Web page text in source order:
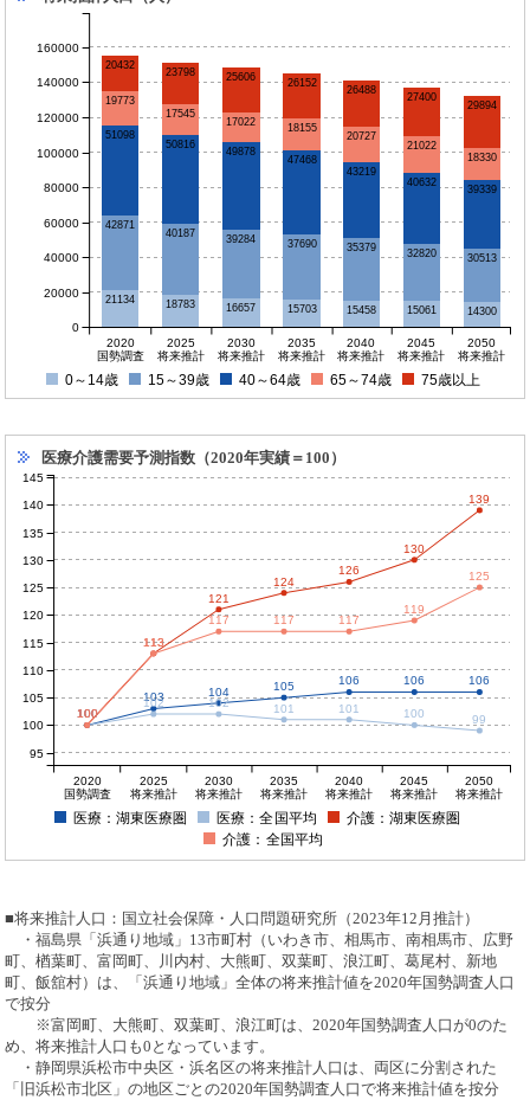
21134 18783 16657 15703 15458 15061 14300
42871
40187 39284 37690 35379 32820 30513
51098
50816
49878
47468
43219
40632
39339
19773
17545
17022
18155
20727
21022
18330
20432
23798 25606 26152
26488
27400
29894
2020
国勢調査
2025
将来推計
2030
将来推計
2035
将来推計
2040
将来推計
2045
将来推計
2050
将来推計
0
20000
40000
60000
80000
100000
120000
140000
160000
0～14歳 15～39歳 40～64歳 65～74歳 75歳以上
医療介護需要予測指数（2020年実績＝100）
100
103 104 105 106 106 106
100
102 102 101 101 100 99
100
113
121
124
126
130
139
100
113
117 117 117
119
125
2020
国勢調査
2025
将来推計
2030
将来推計
2035
将来推計
2040
将来推計
2045
将来推計
2050
将来推計
95
100
105
110
115
120
125
130
135
140
145
医療：湖東医療圏 医療：全国平均
介護：湖東医療圏
介護：全国平均
■将来推計人口：国立社会保障・人口問題研究所（2023年12月推計）
・福島県「浜通り地域」13市町村（いわき市、相馬市、南相馬市、広野
町、楢葉町、富岡町、川内村、大熊町、双葉町、浪江町、葛尾村、新地
町、飯舘村）は、「浜通り地域」全体の将来推計値を2020年国勢調査人口
で按分
※富岡町、大熊町、双葉町、浪江町は、2020年国勢調査人口が0のた
め、将来推計人口も0となっています。
・静岡県浜松市中央区・浜名区の将来推計人口は、両区に分割された
「旧浜松市北区」の地区ごとの2020年国勢調査人口で将来推計値を按分